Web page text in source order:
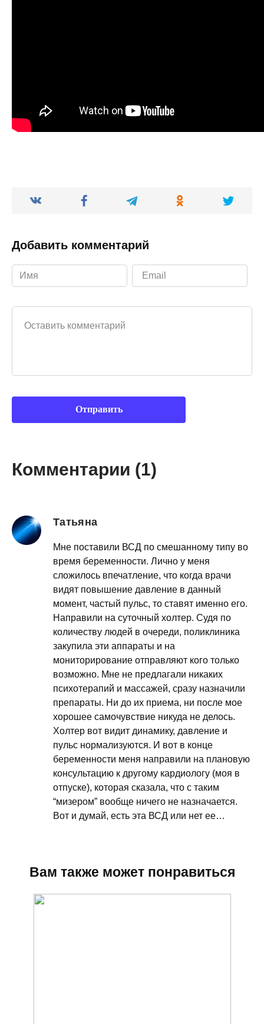
Добавить комментарий
Комментарии (1)
Татьяна
Мне поставили ВСД по смешанному типу во
время беременности. Лично у меня
сложилось впечатление, что когда врачи
видят повышение давление в данный
момент, частый пульс, то ставят именно его.
Направили на суточный холтер. Судя по
количеству людей в очереди, поликлиника
закупила эти аппараты и на
мониторирование отправляют кого только
возможно. Мне не предлагали никаких
психотерапий и массажей, сразу назначили
препараты. Ни до их приема, ни после мое
хорошее самочувствие никуда не делось.
Холтер вот видит динамику, давление и
пульс нормализуются. И вот в конце
беременности меня направили на плановую
консультацию к другому кардиологу (моя в
отпуске), которая сказала, что с таким
“мизером” вообще ничего не назначается.
Вот и думай, есть эта ВСД или нет ее…
Вам также может понравиться